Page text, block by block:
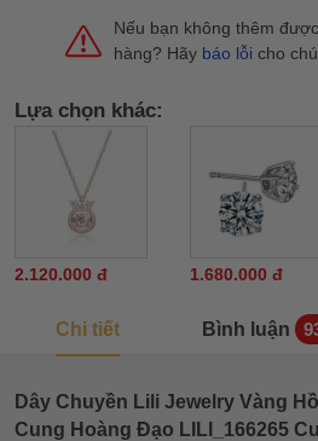
Nếu bạn không thêm
hàng? Hãy báo lỗi cho
Lựa chọn khác:
2.120.000 đ 1.680.000 đ
Chi tiết Bình luận
Dây Chuyền Lili Jewelry Vàng
Cung Hoàng Đạo LILI_166265